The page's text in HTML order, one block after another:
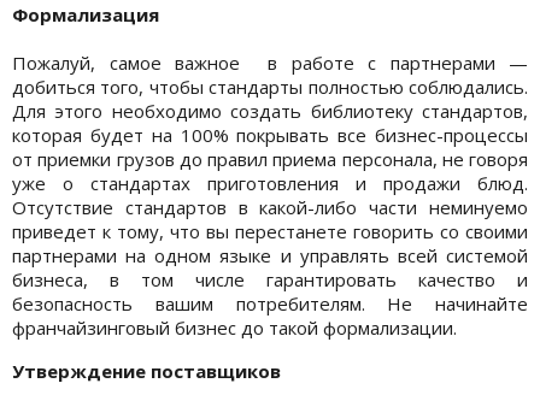
Формализация
Пожалуй, самое важное в работе с партнерами —
добиться того, чтобы стандарты полностью соблюдались.
Для этого необходимо создать библиотеку стандартов,
которая будет на 100% покрывать все бизнес-процессы
от приемки грузов до правил приема персонала, не говоря
уже о стандартах приготовления и продажи блюд.
Отсутствие стандартов в какой-либо части неминуемо
приведет к тому, что вы перестанете говорить со своими
партнерами на одном языке и управлять всей системой
бизнеса, в том числе гарантировать качество и
безопасность вашим потребителям. Не начинайте
франчайзинговый бизнес до такой формализации.
Утверждение поставщиков